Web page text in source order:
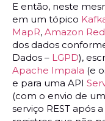
E então, neste
em um tópico
MapR, Amazon
dos dados
Dados – LGPD),
Apache Impala (e
e para uma API
(com o envio de
serviço REST após